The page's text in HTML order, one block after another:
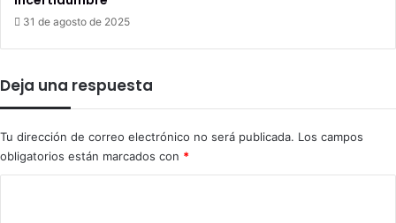
31 de agosto de 2025
Deja una respuesta
Tu dirección de correo electrónico no será publicada. Los campos
obligatorios están marcados con *